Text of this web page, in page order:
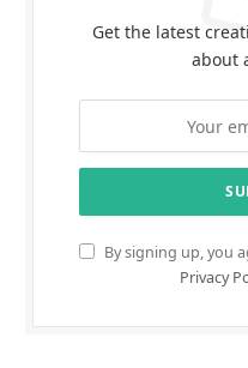
Get the latest
about
By signing up, you
Privacy